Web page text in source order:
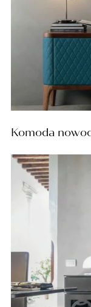
Komoda